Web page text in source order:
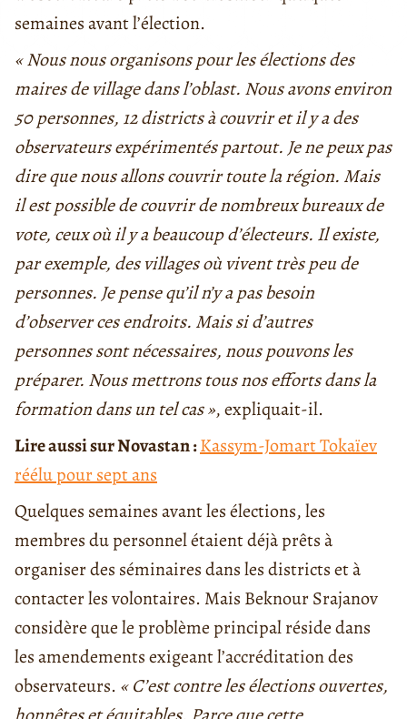
semaines avant l’élection.
« Nous nous organisons pour les élections des
maires de village dans l’oblast. Nous avons environ
50 personnes, 12 districts à couvrir et il y a des
observateurs expérimentés partout. Je ne peux pas
dire que nous allons couvrir toute la région. Mais
il est possible de couvrir de nombreux bureaux de
vote, ceux où il y a beaucoup d’électeurs. Il existe,
par exemple, des villages où vivent très peu de
personnes. Je pense qu’il n’y a pas besoin
d’observer ces endroits. Mais si d’autres
personnes sont nécessaires, nous pouvons les
préparer. Nous mettrons tous nos efforts dans la
formation dans un tel cas », expliquait-il.
Lire aussi sur Novastan :Kassym-Jomart Tokaïev
réélu pour sept ans
Quelques semaines avant les élections, les
membres du personnel étaient déjà prêts à
organiser des séminaires dans les districts et à
contacter les volontaires. Mais Beknour Srajanov
considère que le problème principal réside dans
les amendements exigeant l’accréditation des
observateurs. « C’est contre les élections ouvertes,